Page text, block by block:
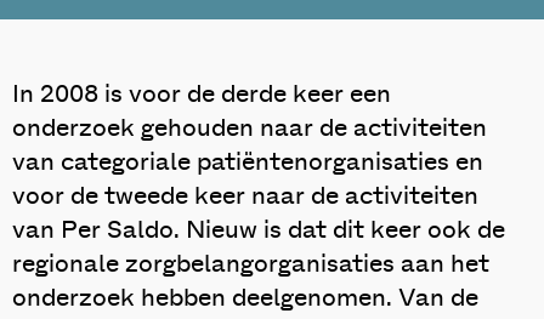
In 2008 is voor de derde keer een
onderzoek gehouden naar de activiteiten
van categoriale patiëntenorganisaties en
voor de tweede keer naar de activiteiten
van Per Saldo. Nieuw is dat dit keer ook de
regionale zorgbelangorganisaties aan het
onderzoek hebben deelgenomen. Van de